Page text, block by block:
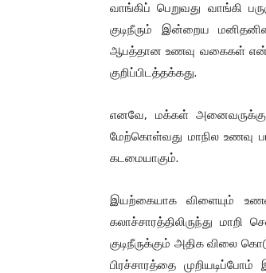
வாங்கிப் பெறுவது வாங்கி
குடிநீரும் இன்றைய
ஆபத்தான உணவு வகைகள்
குறிப்பிடத்தக்கது.
எனவே, மக்கள்
மேற்கொள்வது மாநில உணவு
கடமையாகும்.
இயற்கையாக விளையும்
கலாச்சாரத்திலிருந்து
குடிநீருக்கும் அதிக விலை
பிரச்சாரத்தை